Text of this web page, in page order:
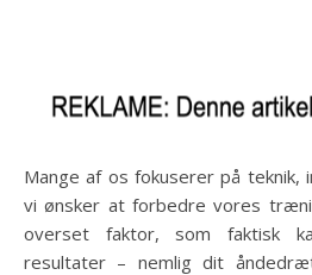
Mange af os fokuserer på teknik, intensitet og udstyr, når
vi ønsker at forbedre vores
overset faktor, som faktisk
resultater – nemlig dit